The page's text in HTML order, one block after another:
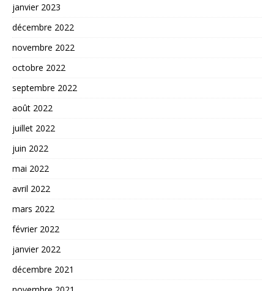
janvier 2023
décembre 2022
novembre 2022
octobre 2022
septembre 2022
août 2022
juillet 2022
juin 2022
mai 2022
avril 2022
mars 2022
février 2022
janvier 2022
décembre 2021